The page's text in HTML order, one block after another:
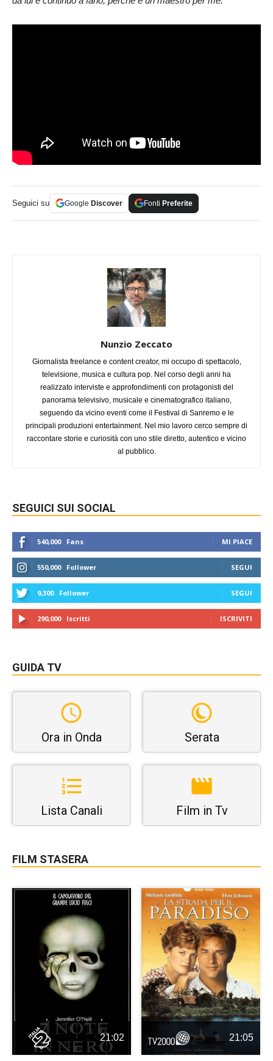
Seguici su Google Discover Fonti Preferite
Nunzio Zeccato
Giornalista freelance e content creator, mi occupo di spettacolo,
televisione, musica e cultura pop. Nel corso degli anni ha
realizzato interviste e approfondimenti con protagonisti del
panorama televisivo, musicale e cinematografico italiano,
seguendo da vicino eventi come il Festival di Sanremo e le
principali produzioni entertainment. Nel mio lavoro cerco sempre di
raccontare storie e curiosità con uno stile diretto, autentico e vicino
al pubblico.
SEGUICI SUI SOCIAL
540,000 Fans MI PIACE
550,000 Follower SEGUI
9,300 Follower SEGUI
290,000 Iscritti ISCRIVITI
GUIDA TV
Ora in Onda Serata
Lista Canali Film in Tv
FILM STASERA
21:02 21:05